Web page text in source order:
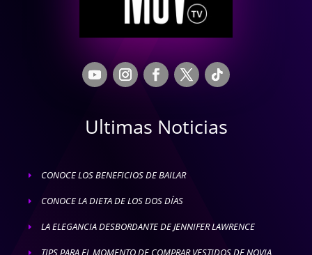
Ultimas Noticias
E CONOCE LOS BENEFICIOS DE BAILAR
E CONOCE LA DIETA DE LOS DOS DÍAS
E LA ELEGANCIA DESBORDANTE DE JENNIFER LAWRENCE
E TIPS PARA EL MOMENTO DE COMPRAR VESTIDOS DE NOVIA